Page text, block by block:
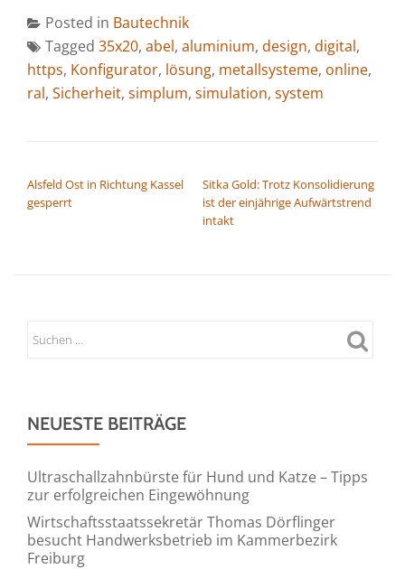
Posted in Bautechnik
Tagged 35x20, abel, aluminium, design, digital,
https, Konfigurator, lösung, metallsysteme, online,
ral, Sicherheit, simplum, simulation, system
Alsfeld Ost in Richtung Kassel
gesperrt
Sitka Gold: Trotz Konsolidierung
ist der einjährige Aufwärtstrend
intakt
NEUESTE BEITRÄGE
Ultraschallzahnbürste für Hund und Katze – Tipps
zur erfolgreichen Eingewöhnung
Wirtschaftsstaatssekretär Thomas Dörflinger
besucht Handwerksbetrieb im Kammerbezirk
Freiburg